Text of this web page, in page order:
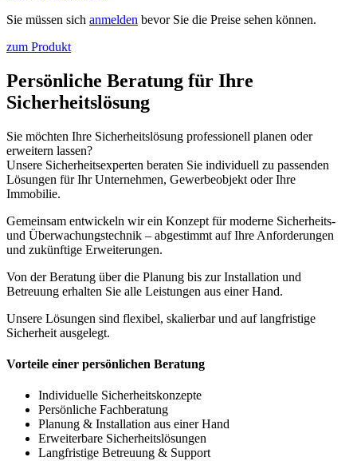
Sie müssen sich anmelden bevor Sie die Preise sehen können.
zum Produkt
Persönliche Beratung für Ihre
Sicherheitslösung
Sie möchten Ihre Sicherheitslösung professionell planen oder
erweitern lassen?
Unsere Sicherheitsexperten beraten Sie individuell zu passenden
Lösungen für Ihr Unternehmen, Gewerbeobjekt oder Ihre
Immobilie.
Gemeinsam entwickeln wir ein Konzept für moderne Sicherheits-
und Überwachungstechnik – abgestimmt auf Ihre Anforderungen
und zukünftige Erweiterungen.
Von der Beratung über die Planung bis zur Installation und
Betreuung erhalten Sie alle Leistungen aus einer Hand.
Unsere Lösungen sind flexibel, skalierbar und auf langfristige
Sicherheit ausgelegt.
Vorteile einer persönlichen Beratung
Individuelle Sicherheitskonzepte
Persönliche Fachberatung
Planung & Installation aus einer Hand
Erweiterbare Sicherheitslösungen
Langfristige Betreuung & Support